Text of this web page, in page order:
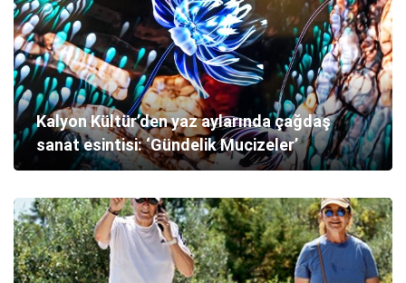
Kalyon Kültür’den yaz aylarında çağdaş
sanat esintisi: ‘Gündelik Mucizeler’